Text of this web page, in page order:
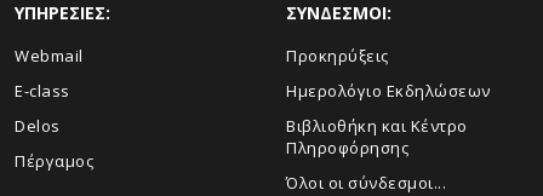
ΥΠΗΡΕΣΙΕΣ:
Webmail
E-class
Delos
Πέργαμος
ΣΥΝΔΕΣΜΟΙ:
Προκηρύξεις
Ημερολόγιο Εκδηλώσεων
Βιβλιοθήκη και Κέντρο
Πληροφόρησης
Όλοι οι σύνδεσμοι...